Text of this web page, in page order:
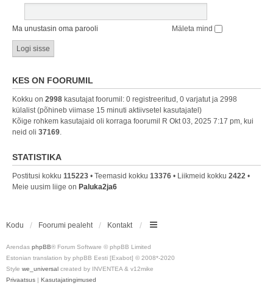
Ma unustasin oma parooli Mäleta mind
KES ON FOORUMIL
Kokku on 2998 kasutajat foorumil: 0 registreeritud, 0 varjatut ja 2998
külalist (põhineb viimase 15 minuti aktiivsetel kasutajatel)
Kõige rohkem kasutajaid oli korraga foorumil R Okt 03, 2025 7:17 pm, kui
neid oli 37169.
STATISTIKA
Postitusi kokku 115223 • Teemasid kokku 13376 • Liikmeid kokku 2422 •
Meie uusim liige on Paluka2ja6
Kodu Foorumi pealeht Kontakt
Arendas phpBB® Forum Software © phpBB Limited
Estonian translation by phpBB Eesti [Exabot] © 2008*-2020
Style we_universal created by INVENTEA & v12mike
Privaatsus | Kasutajatingimused